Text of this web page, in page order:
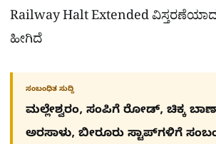
Railway Halt Extended
ಹೀಗಿದೆ
ಸಂಬಂಧಿತ ಸುದ್ದಿ
ಮಲ್ಲೇಶ್ವರಂ, ಸಂಪಿಗೆ ರೋಡ್, ಚಿಕ್ಕ
ಅರಸಾಳು, ಬೀರೂರು ಸ್ಟಾಪ್​ಗಳಿಗೆ